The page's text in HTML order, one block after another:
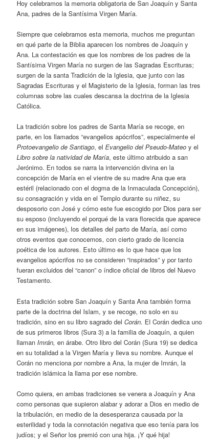
Hoy celebramos la memoria obligatoria de San Joaquín y Santa
Ana, padres de la Santísima Virgen María.
Siempre que celebramos esta memoria, muchos me preguntan
en qué parte de la Biblia aparecen los nombres de Joaquín y
Ana. La contestación es que los nombres de los padres de la
Santísima Virgen María no surgen de las Sagradas Escrituras;
surgen de la santa Tradición de la Iglesia, que junto con las
Sagradas Escrituras y el Magisterio de la Iglesia, forman las tres
columnas sobre las cuales descansa la doctrina de la Iglesia
Católica.
La tradición sobre los padres de Santa María se recoge, en
parte, en los llamados “evangelios apócrifos”, especialmente el
Protoevangelio de Santiago, elEvangelio del Pseudo-Mateo y el
Libro sobre la natividad de María, este último atribuido a san
Jerónimo. En todos se narra la intervención divina en la
concepción de María en el vientre de su madre Ana que era
estéril (relacionado con el dogma de la Inmaculada Concepción),
su consagración y vida en el Templo durante su niñez, su
desposorio con José y cómo este fue escogido por Dios para ser
su esposo (incluyendo el porqué de la vara florecida que aparece
en sus imágenes), los detalles del parto de María, así como
otros eventos que conocemos, con cierto grado de licencia
poética de los autores. Esto último es lo que hace que los
evangelios apócrifos no se consideren “inspirados” y por tanto
fueran excluidos del “canon” o índice oficial de libros del Nuevo
Testamento.
Esta tradición sobre San Joaquín y Santa Ana también forma
parte de la doctrina del Islam, y se recoge, no solo en su
tradición, sino en su libro sagrado delCorán. El Corán dedica uno
de sus primeros libros (Sura 3) a la familia de Joaquín, a quien
llaman Imrán, en árabe. Otro libro del Corán (Sura 19) se dedica
en su totalidad a la Virgen María y lleva su nombre. Aunque el
Corán no menciona por nombre a Ana, la mujer de Imrán, la
tradición islámica la llama por ese nombre.
Como quiera, en ambas tradiciones se venera a Joaquín y Ana
como personas que supieron alabar y adorar a Dios en medio de
la tribulación, en medio de la desesperanza causada por la
esterilidad y toda la connotación negativa que eso tenía para los
judíos; y el Señor los premió con una hija. ¡Y qué hija!